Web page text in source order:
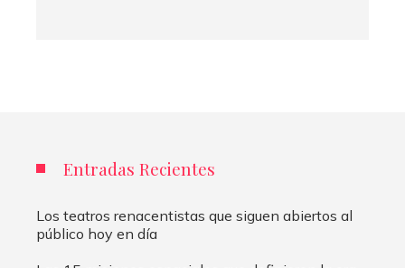
Entradas Recientes
Los teatros renacentistas que siguen abiertos al
público hoy en día